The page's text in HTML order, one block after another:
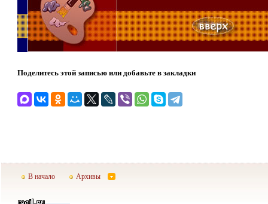
Поделитесь этой записью или добавьте в закладки
В начало Архивы